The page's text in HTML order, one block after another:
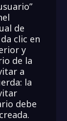
de
clic en
y
de la
a
la
debe